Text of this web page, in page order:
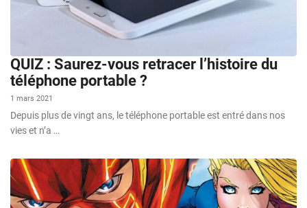
QUIZ : Saurez-vous retracer l’histoire du
téléphone portable ?
1 mars 2021
Depuis plus de vingt ans, le téléphone portable est entré dans nos
vies et n’a …